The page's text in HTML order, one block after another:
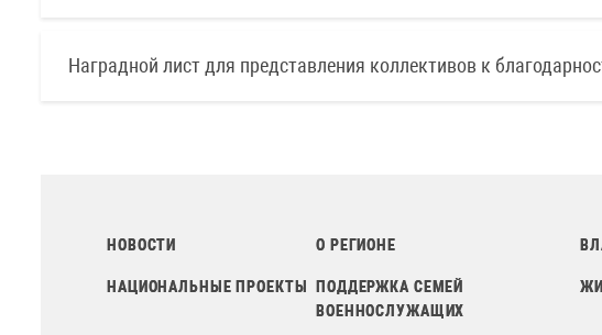
Наградной лист для представления коллективов к
НОВОСТИ О РЕГИОНЕ
НАЦИОНАЛЬНЫЕ ПРОЕКТЫ
ПОДДЕРЖКА СЕМЕЙ
ВОЕННОСЛУЖАЩИХ